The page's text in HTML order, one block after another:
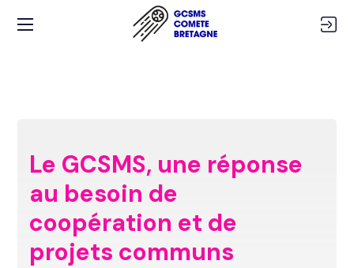
Le GCSMS, une réponse
au besoin de
coopération et de
projets communs